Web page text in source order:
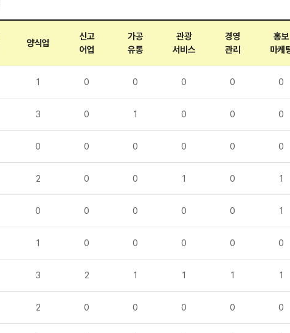
양식업
신고
어업
가공
유통
관광
서비스
경영
관리
홍보
마케
1 0 0 0 0 0
3 0 1 0 0 0
0 0 0 0 0 0
2 0 0 1 0 1
0 0 0 0 0 1
1 0 0 0 0 0
3 2 1 1 1 1
2 0 0 0 0 0